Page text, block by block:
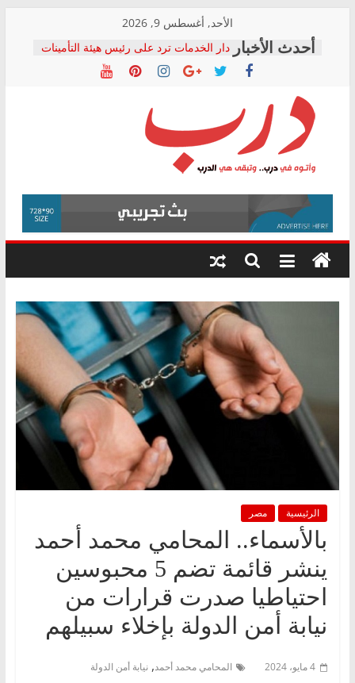
content
الأحد, أغسطس 9, 2026
دار الخدمات ترد على رئيس هيئة التأمينات
بعد مؤتمره الصحفي: إنكار الأزمة لا ينهي
معاناة أصحاب المعاشات.. ونطالب بكشف
فرحات سليمان يكتب: القطاع الصحي إلى
أين؟
حزب التحالف الشعبي يطلق لجنة “الحق
في الصحة” بالإسكندرية لرصد الانتهاكات
ودعم المرضى
الوزاري لمدينة الصحفيين.. وانتهاء أعمال
إنشاء المبنى الإداري
المجلس القومي لحقوق الإنسان يعلن
متابعة قضية الدكتور محمد زهران.. ويؤكد:
قرينة البراءة وضمانات المحاكمة العادلة
درب
وأتوه
درب..
وتبقى
هي
الرئيسية مصر
بالأسماء.. المحامي محمد أحمد
ينشر قائمة تضم 5 محبوسين
احتياطيا صدرت قرارات من
نيابة أمن الدولة بإخلاء سبيلهم
4 مايو، 2024 المحامي محمد أحمد, نيابة أمن الدولة